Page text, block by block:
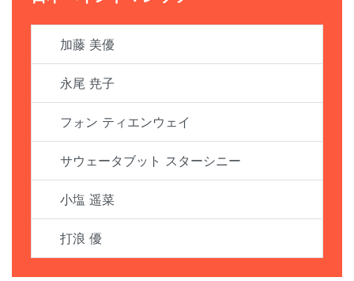
加藤 美優
永尾 尭子
フォン ティエンウェイ
サウェータブット スターシニー
小塩 遥菜
打浪 優